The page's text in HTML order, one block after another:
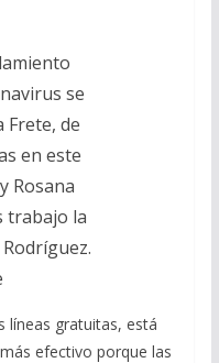
se
Frete, de
en este
Rosana
trabajo la
líneas gratuitas, está
efectivo porque las